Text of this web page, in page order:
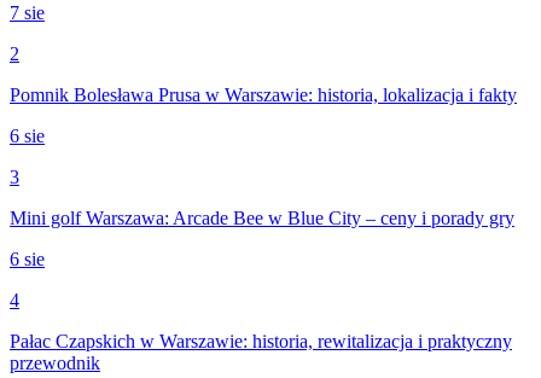
7 sie
2
Pomnik Bolesława Prusa w Warszawie: historia, lokalizacja i fakty
6 sie
3
Mini golf Warszawa: Arcade Bee w Blue City – ceny i porady gry
6 sie
4
Pałac Czapskich w Warszawie: historia, rewitalizacja i praktyczny
przewodnik